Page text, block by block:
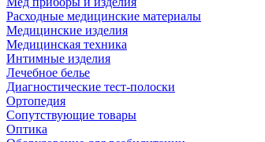
Расходные медицинские материалы
Медицинские изделия
Медицинская техника
Интимные изделия
Лечебное белье
Диагностические тест-полоски
Ортопедия
Сопутствующие товары
Оптика